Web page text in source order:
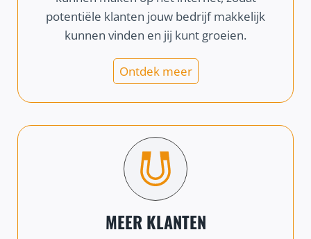
potentiële klanten jouw bedrijf makkelijk
kunnen vinden en jij kunt groeien.
Ontdek meer
MEER KLANTEN